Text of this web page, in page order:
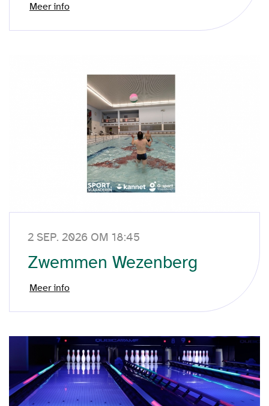
Meer info
2 SEP. 2026 OM 18:45
Zwemmen Wezenberg
Meer info